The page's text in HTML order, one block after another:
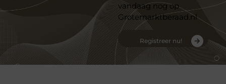
vandaag nog op
Grotemarktberaad.nl
Registreer nu!